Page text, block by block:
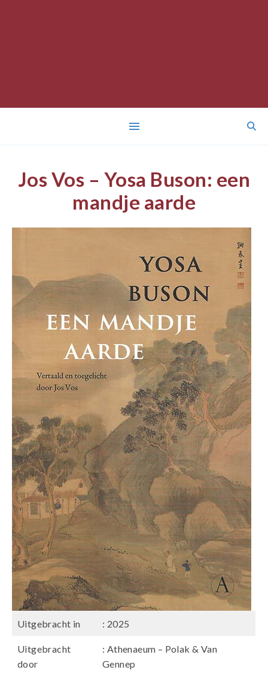
Jos Vos – Yosa Buson: een
mandje aarde
Uitgebracht in : 2025
Uitgebracht
door
: Athenaeum – Polak & Van
Gennep